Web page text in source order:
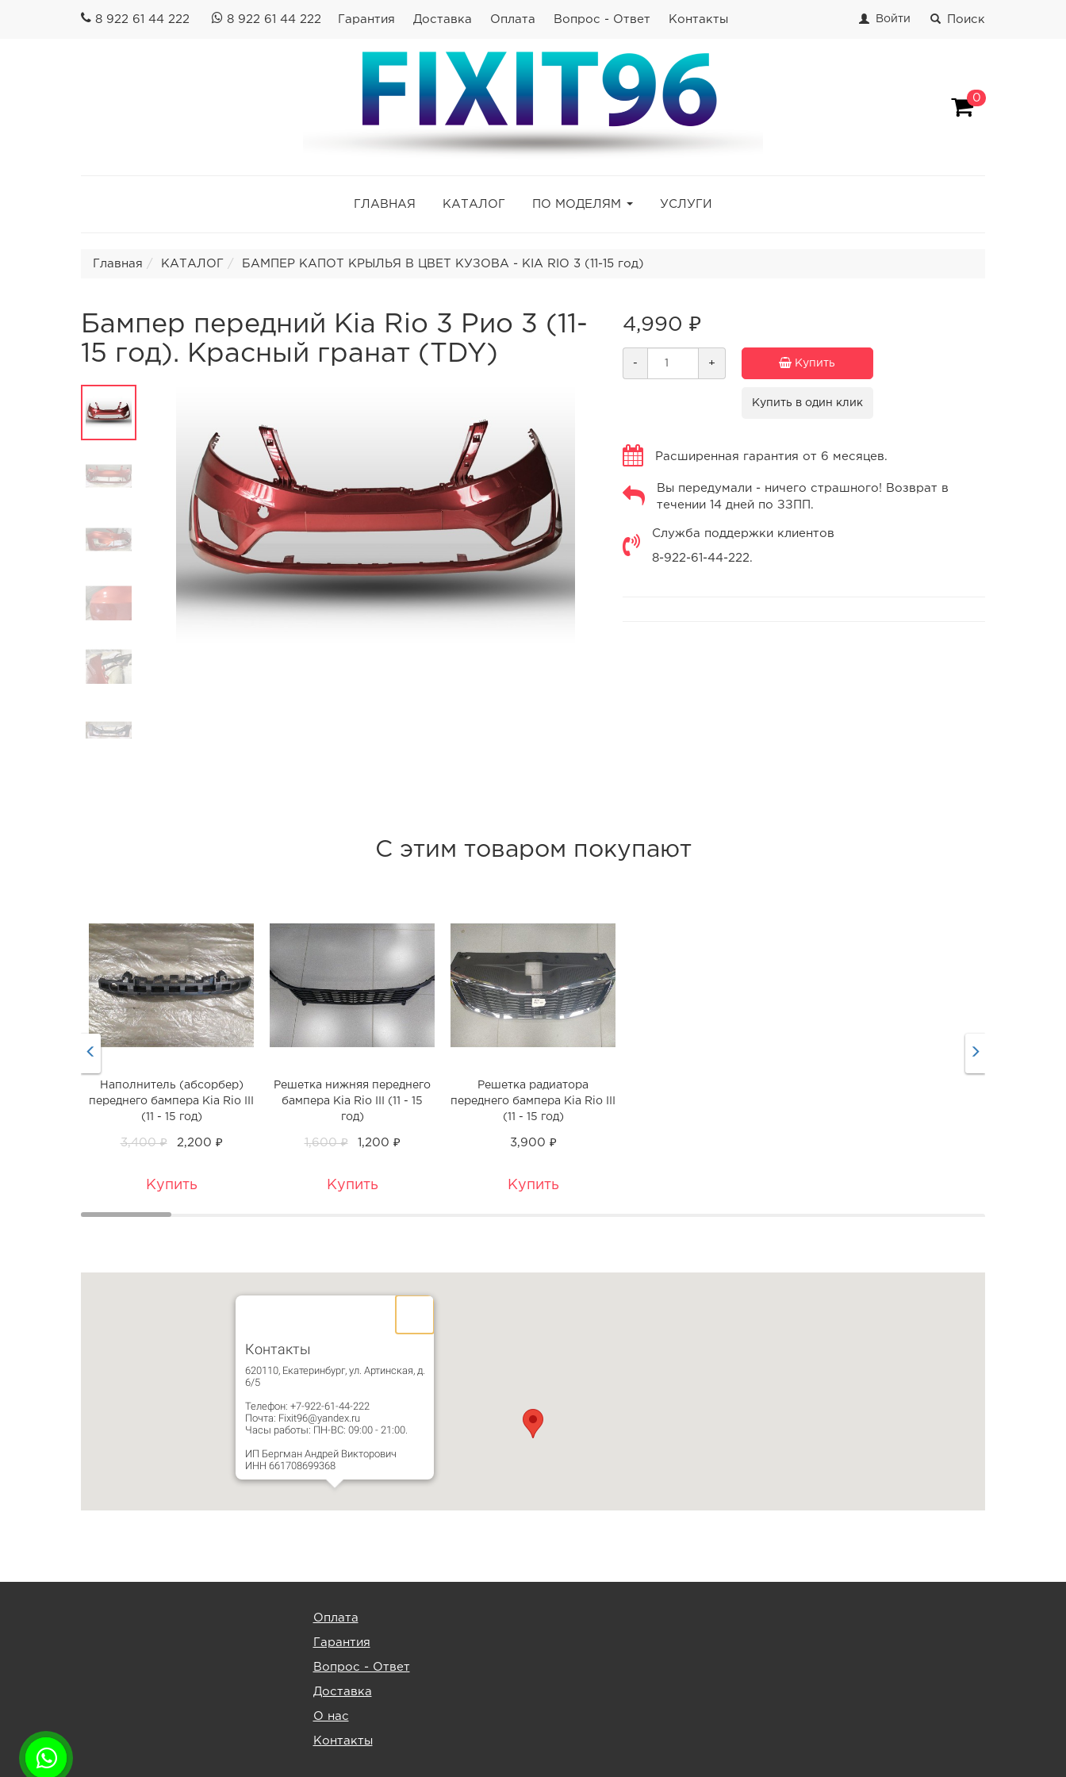
8 922 61 44 222 8 922 61 44 222 Гарантия Доставка Оплата Вопрос - Ответ Контакты Войти Поиск
0
ГЛАВНАЯ КАТАЛОГ ПО МОДЕЛЯМ УСЛУГИ
Главная КАТАЛОГ БАМПЕР КАПОТ КРЫЛЬЯ В ЦВЕТ КУЗОВА - KIA RIO 3 (11-15 год)
Бампер передний Kia Rio 3 Рио 3 (11-
15 год). Красный гранат (TDY)
4,990 ₽
- + Купить
Купить в один клик
Расширенная гарантия от 6 месяцев.
Вы передумали - ничего страшного! Возврат в
течении 14 дней по ЗЗПП.
Служба поддержки клиентов
8-922-61-44-222.
С этим товаром покупают
Наполнитель (абсорбер)
переднего бампера Kia Rio III
(11 - 15 год)
3,400 ₽ 2,200 ₽
Купить
Решетка нижняя переднего
бампера Kia Rio III (11 - 15
год)
1,600 ₽ 1,200 ₽
Купить
Решетка радиатора
переднего бампера Kia Rio III
(11 - 15 год)
3,900 ₽
Купить
Контакты
620110, Екатеринбург, ул. Артинская, д.
6/5
Телефон: +7-922-61-44-222
Почта: Fixit96@yandex.ru
Часы работы: ПН-ВС: 09:00 - 21:00.
ИП Бергман Андрей Викторович
ИНН 661708699368
Оплата
Гарантия
Вопрос - Ответ
Доставка
О нас
Контакты